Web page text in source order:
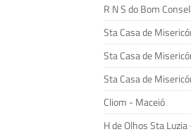
R N S do Bom
Sta Casa de
Sta Casa de
Sta Casa de
Cliom - Maceió
H de Olhos Sta